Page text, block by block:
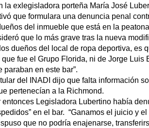
la exlegisladora porteña María José
que formulara una denuncia penal
del inmueble que está en la
que lo más grave tras la nueva
dueños del local de ropa deportiva, es
fue el Grupo Florida, ni de Jorge Luis
paraban en este bar”.
del INADI dijo que falta información
pertenecían a la Richmond.
entonces Legisladora Lubertino había
en el bar. “Ganamos el juicio y
que no podría enajenarse,